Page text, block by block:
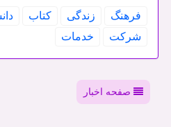
فرهنگ زندگی كتاب
شركت
خدمات
صفحه اخبار